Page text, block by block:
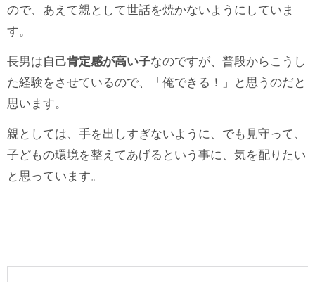
ので、あえて親として世話を焼かないようにしていま
す。
長男は自己肯定感が高い子なのですが、普段からこうし
た経験をさせているので、「俺できる！」と思うのだと
思います。
親としては、手を出しすぎないように、でも見守って、
子どもの環境を整えてあげるという事に、気を配りたい
と思っています。